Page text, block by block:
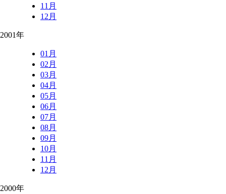
11月
12月
2001年
01月
02月
03月
04月
05月
06月
07月
08月
09月
10月
11月
12月
2000年